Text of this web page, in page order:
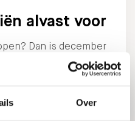
Over
alvast voor
Dan is december
financiële check.
kunt lenen. Dan
kun je dit soort zaken